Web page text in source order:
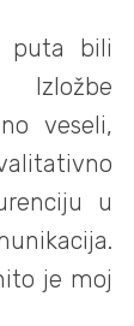
puta bili
Izložbe
veseli,
u
je moj